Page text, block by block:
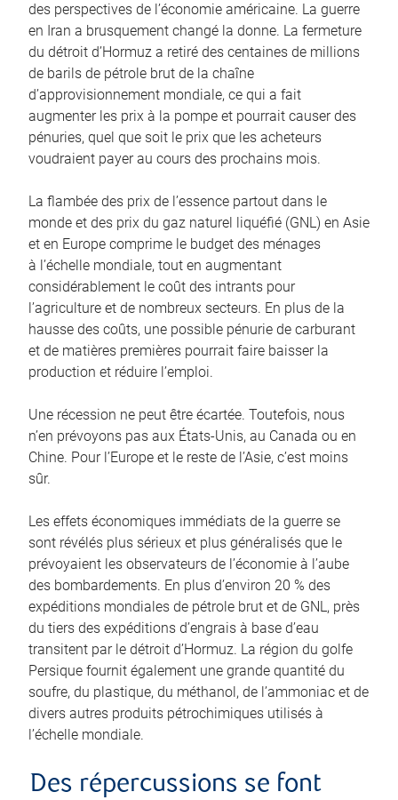
des perspectives de l’économie américaine. La guerre
en Iran a brusquement changé la donne. La fermeture
du détroit d’Hormuz a retiré des centaines de millions
de barils de pétrole brut de la chaîne
d’approvisionnement mondiale, ce qui a fait
augmenter les prix à la pompe et pourrait causer des
pénuries, quel que soit le prix que les acheteurs
voudraient payer au cours des prochains mois.
La flambée des prix de l’essence partout dans le
monde et des prix du gaz naturel liquéfié (GNL) en Asie
et en Europe comprime le budget des ménages
à l’échelle mondiale, tout en augmentant
considérablement le coût des intrants pour
l’agriculture et de nombreux secteurs. En plus de la
hausse des coûts, une possible pénurie de carburant
et de matières premières pourrait faire baisser la
production et réduire l’emploi.
Une récession ne peut être écartée. Toutefois, nous
n’en prévoyons pas aux États‑Unis, au Canada ou en
Chine. Pour l’Europe et le reste de l’Asie, c’est moins
sûr.
Les effets économiques immédiats de la guerre se
sont révélés plus sérieux et plus généralisés que le
prévoyaient les observateurs de l’économie à l’aube
des bombardements. En plus d’environ 20 % des
expéditions mondiales de pétrole brut et de GNL, près
du tiers des expéditions d’engrais à base d’eau
transitent par le détroit d’Hormuz. La région du golfe
Persique fournit également une grande quantité du
soufre, du plastique, du méthanol, de l’ammoniac et de
divers autres produits pétrochimiques utilisés à
l’échelle mondiale.
Des répercussions se font